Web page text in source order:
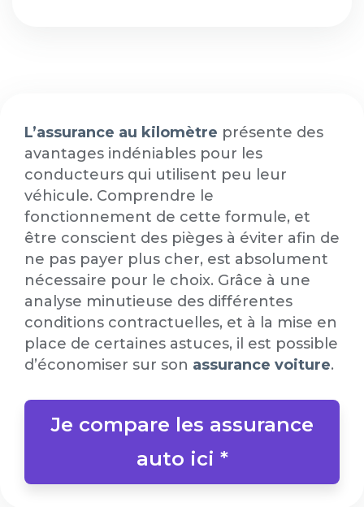
L’assurance au kilomètre présente des
avantages indéniables pour les
conducteurs qui utilisent peu leur
véhicule. Comprendre le
fonctionnement de cette formule, et
être conscient des pièges à éviter afin de
ne pas payer plus cher, est absolument
nécessaire pour le choix. Grâce à une
analyse minutieuse des différentes
conditions contractuelles, et à la mise en
place de certaines astuces, il est possible
d’économiser sur son assurance voiture.
Je compare les assurance
auto ici *